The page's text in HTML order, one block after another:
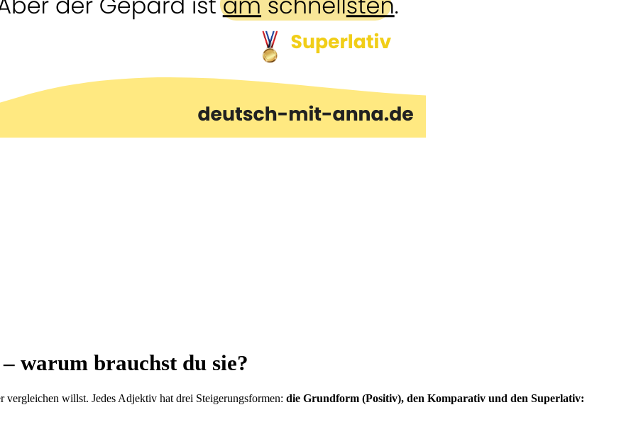
warum brauchst du sie?
vergleichen willst. Jedes Adjektiv hat drei Steigerungsformen: die Grundform (Positiv), den Komparativ und den Superlativ: